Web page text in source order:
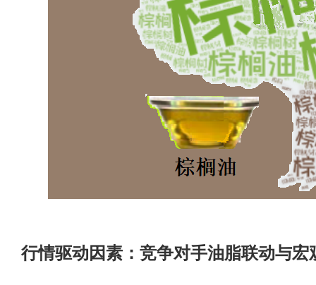
行情驱动因素：竞争对手油脂联动与宏